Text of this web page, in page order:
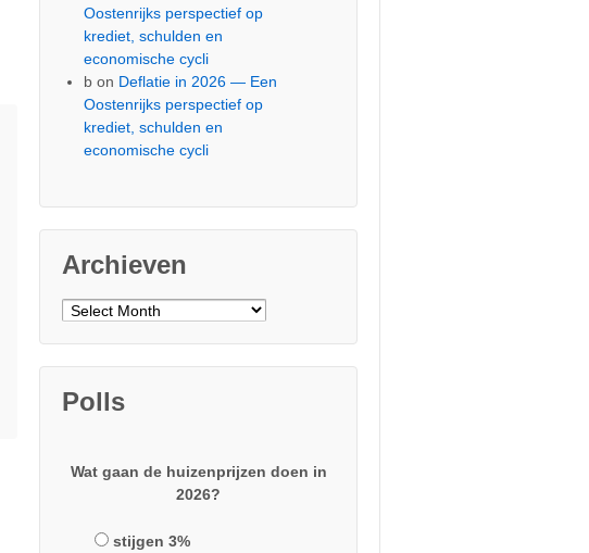
Oostenrijks perspectief op
krediet, schulden en
economische cycli
b on Deflatie in 2026 — Een
Oostenrijks perspectief op
krediet, schulden en
economische cycli
Archieven
Archieven
Polls
Wat gaan de huizenprijzen doen in
2026?
stijgen 3%